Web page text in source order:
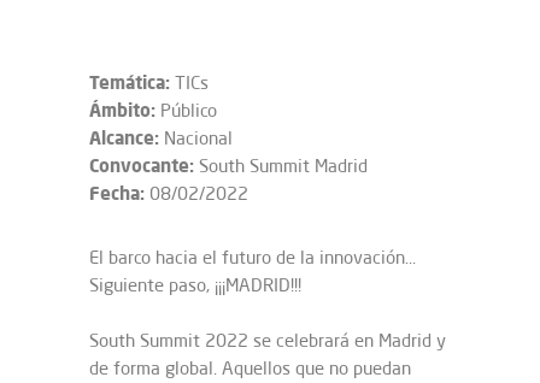
Temática: TICs
Ámbito: Público
Alcance: Nacional
Convocante: South Summit Madrid
Fecha: 08/02/2022
El barco hacia el futuro de la innovación…
Siguiente paso, ¡¡¡MADRID!!!
South Summit 2022 se celebrará en Madrid y
de forma global. Aquellos que no puedan